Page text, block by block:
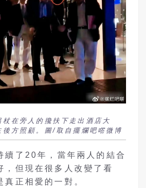
杖在旁人的攙扶下走出酒店大
後方照顧。圖/取自擺爛吧㗳微博
續了20年，當年兩人的結合
，但現在很多人改變了看
真正相愛的一對。